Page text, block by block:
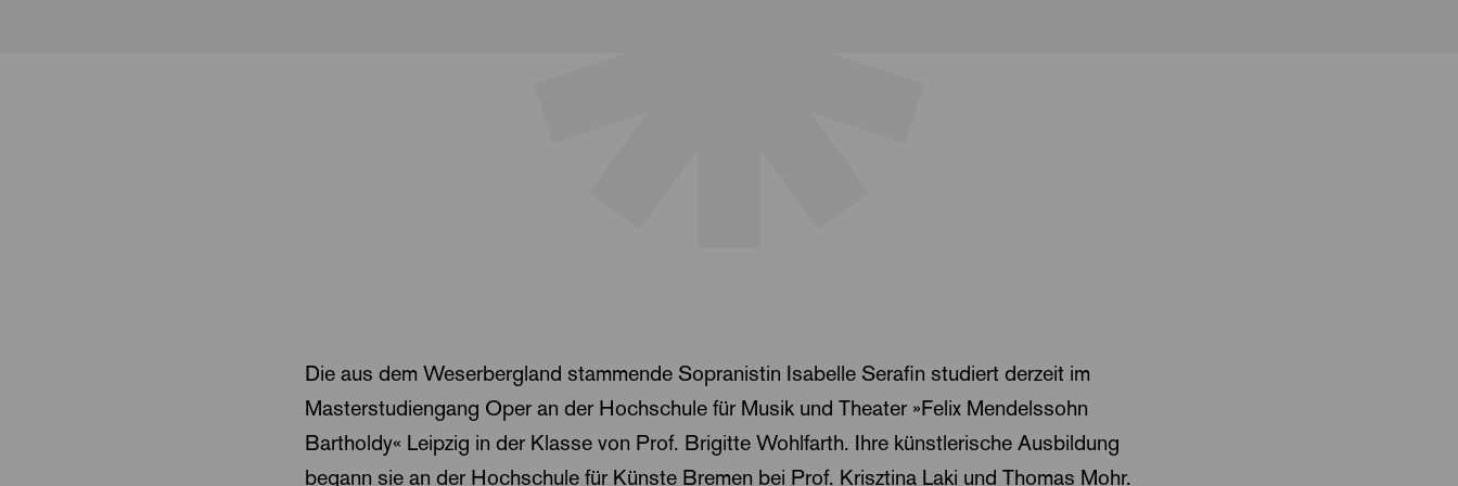
Die aus dem Weserbergland stammende Sopranistin Isabelle Serafin studiert derzeit im
Masterstudiengang Oper an der Hochschule für Musik und Theater »Felix Mendelssohn
Bartholdy« Leipzig in der Klasse von Prof. Brigitte Wohlfarth. Ihre künstlerische Ausbildung
begann sie an der Hochschule für Künste Bremen bei Prof. Krisztina Laki und Thomas Mohr.